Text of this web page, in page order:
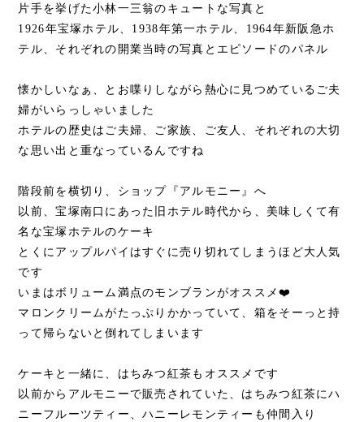
片手を挙げた小林一三翁のキュートな写真と
1926年宝塚ホテル、1938年第一ホテル、1964年新阪急ホ
テル、それぞれの開業当時の写真とエピソードのパネル
懐かしいなぁ、とお喋りしながら熱心に見つめているご夫
婦がいらっしゃいました
ホテルの歴史はご夫婦、ご家族、ご友人、それぞれの大切
な思い出と重なっているんですね
階段前を横切り、ショップ『アルモニー』へ
以前、宝塚南口にあった旧ホテル時代から、美味しくて有
名な宝塚ホテルのケーキ
とくにアップルパイはすぐに売り切れてしまうほど大人気
です
いまはボリューム満点のモンブランがオススメ❤️
マロンクリームがたっぷりかかっていて、箱をそーっと持
って帰らないと倒れてしまいます
ケーキと一緒に、はちみつ紅茶もオススメです
以前からアルモニーで販売されていた、はちみつ紅茶にハ
ニーフルーツティー、ハニーレモンティーも仲間入り